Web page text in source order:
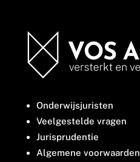
Onderwijsjuristen
Veelgestelde vragen
Jurisprudentie
Algemene voorwaarden